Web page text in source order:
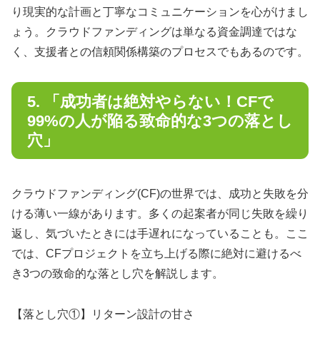
り現実的な計画と丁寧なコミュニケーションを心がけまし
ょう。クラウドファンディングは単なる資金調達ではな
く、支援者との信頼関係構築のプロセスでもあるのです。
5. 「成功者は絶対やらない！CFで
99%の人が陥る致命的な3つの落とし
穴」
クラウドファンディング(CF)の世界では、成功と失敗を分
ける薄い一線があります。多くの起案者が同じ失敗を繰り
返し、気づいたときには手遅れになっていることも。ここ
では、CFプロジェクトを立ち上げる際に絶対に避けるべ
き3つの致命的な落とし穴を解説します。
【落とし穴①】リターン設計の甘さ